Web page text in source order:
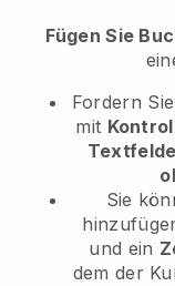
Fügen Sie
Fordern
mit
Sie
und ein
dem der